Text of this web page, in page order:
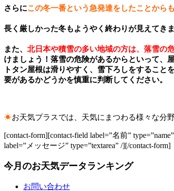
さらにこの冬一番という急発達をしたことから
長く厳しかった冬もようやく終わりが見えてきま
また、 北日本や積雪の多い地域の方は、落雪の
けましょう！落雪の危険があるからといって、
トタン屋根は滑りやすく、雪下ろしをすること
要があるかどうかを慎重に判断してください。
☀お天気プラスでは、天気にまつわる様々な分
[contact-form][contact-field label=”名前”
label=”メッセージ” type=”textarea” /][/contact-form]
今月のお天気データランキング
お問い合わせ